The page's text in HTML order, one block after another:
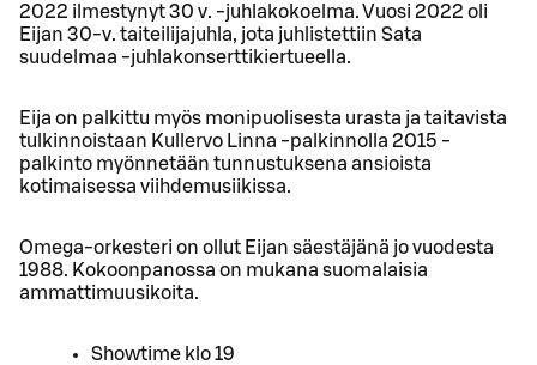
2022 ilmestynyt 30 v. -juhlakokoelma. Vuosi 2022 oli
Eijan 30-v. taiteilijajuhla, jota juhlistettiin Sata
suudelmaa -juhlakonserttikiertueella.
Eija on palkittu myös monipuolisesta urasta ja taitavista
tulkinnoistaan Kullervo Linna -palkinnolla 2015 -
palkinto myönnetään tunnustuksena ansioista
kotimaisessa viihdemusiikissa.
Omega-orkesteri on ollut Eijan säestäjänä jo vuodesta
1988. Kokoonpanossa on mukana suomalaisia
ammattimuusikoita.
Showtime klo 19